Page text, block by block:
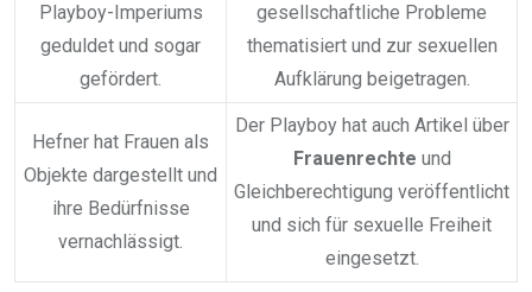
Playboy-Imperiums
geduldet und sogar
gefördert.
gesellschaftliche Probleme
thematisiert und zur sexuellen
Aufklärung beigetragen.
Hefner hat Frauen als
Objekte dargestellt und
ihre Bedürfnisse
vernachlässigt.
Der Playboy hat auch Artikel über
Frauenrechte und
Gleichberechtigung veröffentlicht
und sich für sexuelle Freiheit
eingesetzt.